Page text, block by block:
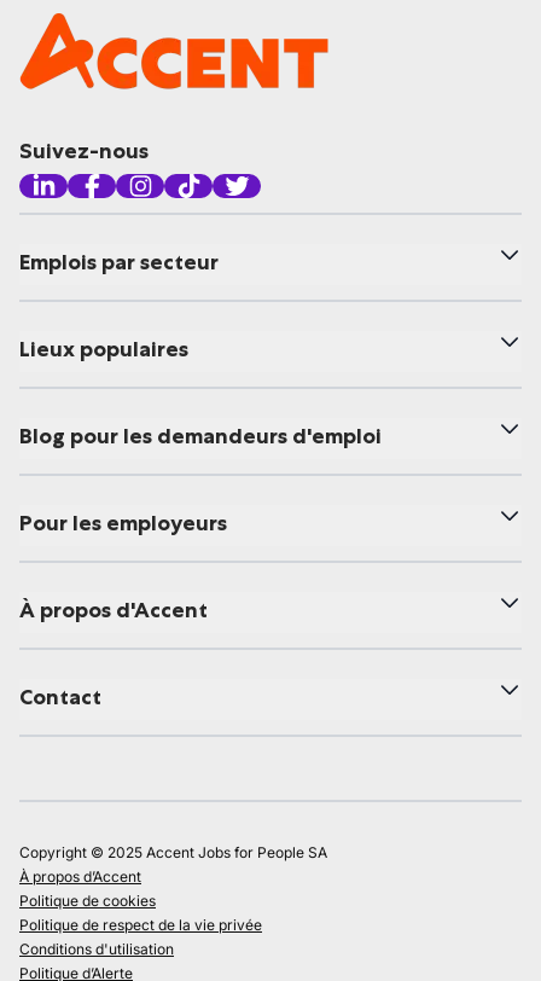
Suivez-nous
Emplois par secteur
Lieux populaires
Blog pour les demandeurs d'emploi
Pour les employeurs
À propos d'Accent
Contact
Copyright © 2025 Accent Jobs for People SA
À propos d’Accent
Politique de cookies
Politique de respect de la vie privée
Conditions d'utilisation
Politique d’Alerte